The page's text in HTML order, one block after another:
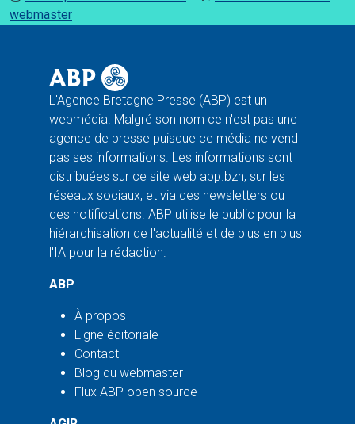
webmaster
L'Agence Bretagne Presse (ABP) est un
webmédia. Malgré son nom ce n'est pas une
agence de presse puisque ce média ne vend
pas ses informations. Les informations sont
distribuées sur ce site web abp.bzh, sur les
réseaux sociaux, et via des newsletters ou
des notifications. ABP utilise le public pour la
hiérarchisation de l'actualité et de plus en plus
l'IA pour la rédaction.
ABP
À propos
Ligne éditoriale
Contact
Blog du webmaster
Flux ABP open source